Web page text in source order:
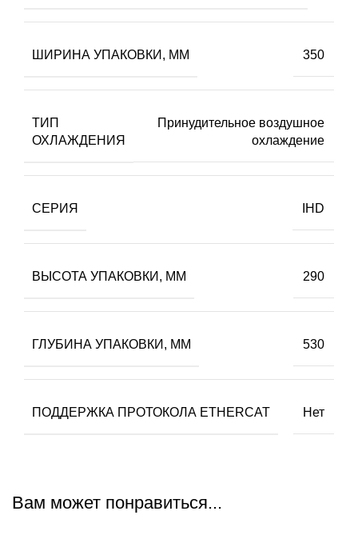
ШИРИНА УПАКОВКИ, ММ 350
ТИП
ОХЛАЖДЕНИЯ
Принудительное воздушное
охлаждение
СЕРИЯ IHD
ВЫСОТА УПАКОВКИ, ММ 290
ГЛУБИНА УПАКОВКИ, ММ 530
ПОДДЕРЖКА ПРОТОКОЛА ETHERCAT Нет
Вам может понравиться...